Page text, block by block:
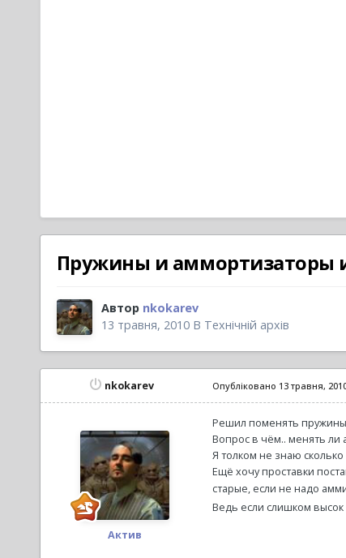
Пружины и аммортизаторы
Автор nkokarev
13 травня, 2010В Технічній архів
nkokarev
Актив
Опубліковано 13 травня,
Решил поменять
Вопрос в чём.. менять ли
Я толком не знаю
Ещё хочу проставки
старые, если не надо
Ведь если слишком